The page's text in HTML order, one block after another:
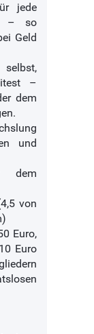
jede
– so
Geld
–
dem
und
dem
von
Euro,
Euro